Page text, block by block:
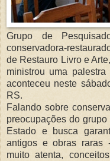
Grupo de
conservadora-
de Restauro Livro e
ministrou uma
aconteceu neste
RS.
Falando sobre
preocupações do
Estado e busca
antigos e obras raras
muito atenta,